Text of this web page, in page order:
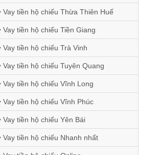
Vay tiền hộ chiếu Thừa Thiên Huế
Vay tiền hộ chiếu Tiền Giang
Vay tiền hộ chiếu Trà Vinh
Vay tiền hộ chiếu Tuyên Quang
Vay tiền hộ chiếu Vĩnh Long
Vay tiền hộ chiếu Vĩnh Phúc
Vay tiền hộ chiếu Yên Bái
Vay tiền hộ chiếu Nhanh nhất